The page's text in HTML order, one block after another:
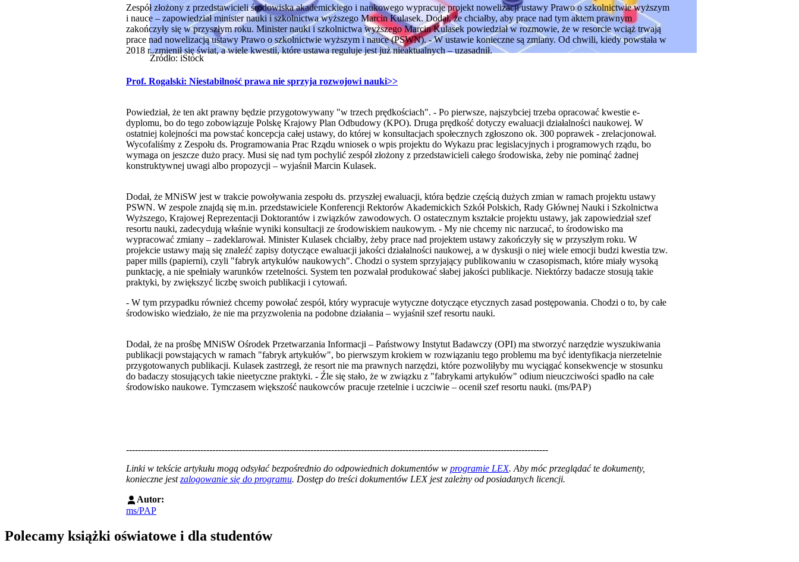
Źródło: iStock
Zespół złożony z przedstawicieli środowiska akademickiego i naukowego wypracuje projekt nowelizacji ustawy Prawo o szkolnictwie wyższym
i nauce – zapowiedział minister nauki i szkolnictwa wyższego Marcin Kulasek. Dodał, że chciałby, aby prace nad tym aktem prawnym
zakończyły się w przyszłym roku. Minister nauki i szkolnictwa wyższego Marcin Kulasek powiedział w rozmowie, że w resorcie wciąż trwają
prace nad nowelizacją ustawy Prawo o szkolnictwie wyższym i nauce (PSWN). - W ustawie konieczne są zmiany. Od chwili, kiedy powstała w
2018 r. zmienił się świat, a wiele kwestii, które ustawa reguluje jest już nieaktualnych – uzasadnił.
Prof. Rogalski: Niestabilność prawa nie sprzyja rozwojowi nauki>>
Powiedział, że ten akt prawny będzie przygotowywany "w trzech prędkościach". - Po pierwsze, najszybciej trzeba opracować kwestie e-
dyplomu, bo do tego zobowiązuje Polskę Krajowy Plan Odbudowy (KPO). Druga prędkość dotyczy ewaluacji działalności naukowej. W
ostatniej kolejności ma powstać koncepcja całej ustawy, do której w konsultacjach społecznych zgłoszono ok. 300 poprawek - zrelacjonował.
Wycofaliśmy z Zespołu ds. Programowania Prac Rządu wniosek o wpis projektu do Wykazu prac legislacyjnych i programowych rządu, bo
wymaga on jeszcze dużo pracy. Musi się nad tym pochylić zespół złożony z przedstawicieli całego środowiska, żeby nie pominąć żadnej
konstruktywnej uwagi albo propozycji – wyjaśnił Marcin Kulasek.
Dodał, że MNiSW jest w trakcie powoływania zespołu ds. przyszłej ewaluacji, która będzie częścią dużych zmian w ramach projektu ustawy
PSWN. W zespole znajdą się m.in. przedstawiciele Konferencji Rektorów Akademickich Szkół Polskich, Rady Głównej Nauki i Szkolnictwa
Wyższego, Krajowej Reprezentacji Doktorantów i związków zawodowych. O ostatecznym kształcie projektu ustawy, jak zapowiedział szef
resortu nauki, zadecydują właśnie wyniki konsultacji ze środowiskiem naukowym. - My nie chcemy nic narzucać, to środowisko ma
wypracować zmiany – zadeklarował. Minister Kulasek chciałby, żeby prace nad projektem ustawy zakończyły się w przyszłym roku. W
projekcie ustawy mają się znaleźć zapisy dotyczące ewaluacji jakości działalności naukowej, a w dyskusji o niej wiele emocji budzi kwestia tzw.
paper mills (papierni), czyli "fabryk artykułów naukowych". Chodzi o system sprzyjający publikowaniu w czasopismach, które miały wysoką
punktację, a nie spełniały warunków rzetelności. System ten pozwalał produkować słabej jakości publikacje. Niektórzy badacze stosują takie
praktyki, by zwiększyć liczbę swoich publikacji i cytowań.
- W tym przypadku również chcemy powołać zespół, który wypracuje wytyczne dotyczące etycznych zasad postępowania. Chodzi o to, by całe
środowisko wiedziało, że nie ma przyzwolenia na podobne działania – wyjaśnił szef resortu nauki.
Dodał, że na prośbę MNiSW Ośrodek Przetwarzania Informacji – Państwowy Instytut Badawczy (OPI) ma stworzyć narzędzie wyszukiwania
publikacji powstających w ramach "fabryk artykułów", bo pierwszym krokiem w rozwiązaniu tego problemu ma być identyfikacja nierzetelnie
przygotowanych publikacji. Kulasek zastrzegł, że resort nie ma prawnych narzędzi, które pozwoliłyby mu wyciągać konsekwencje w stosunku
do badaczy stosujących takie nieetyczne praktyki. - Źle się stało, że w związku z "fabrykami artykułów" odium nieuczciwości spadło na całe
środowisko naukowe. Tymczasem większość naukowców pracuje rzetelnie i uczciwie – ocenił szef resortu nauki. (ms/PAP)
----------------------------------------------------------------------------------------------------------------------------------------------
Linki w tekście artykułu mogą odsyłać bezpośrednio do odpowiednich dokumentów w programie LEX. Aby móc przeglądać te dokumenty,
konieczne jestzalogowanie się do programu. Dostęp do treści dokumentów LEX jest zależny od posiadanych licencji.
Autor:
ms/PAP
Polecamy książki oświatowe i dla studentów